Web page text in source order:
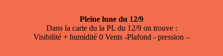
Pleine lune du 12/9
Dans la carte du la PL du 12/9 on trouve :
Visibilité + humidité 0 Vents -Plafond - pression –